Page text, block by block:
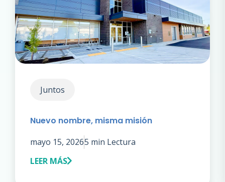
Juntos
Nuevo nombre, misma misión
mayo 15, 20265 min Lectura
LEER MÁS